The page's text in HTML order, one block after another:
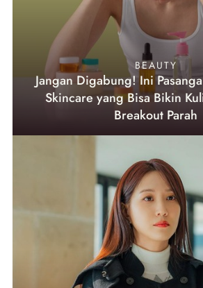
BEAUTY
Jangan Digabung! Ini
Skincare yang Bisa Bikin
Breakout Parah